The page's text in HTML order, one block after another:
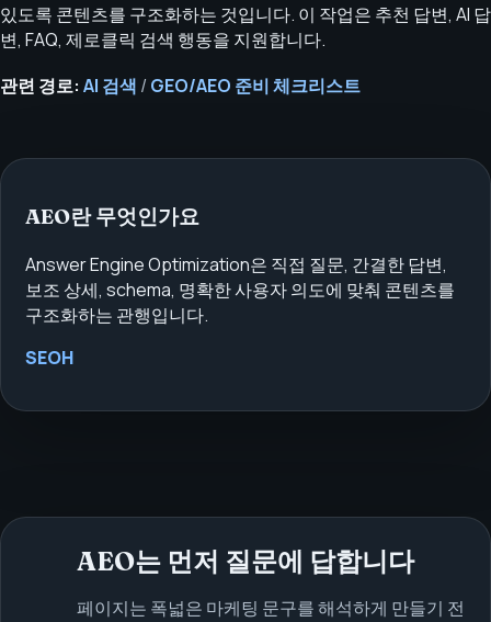
있도록 콘텐츠를 구조화하는 것입니다. 이 작업은 추천 답변, AI 답
변, FAQ, 제로클릭 검색 행동을 지원합니다.
관련 경로: AI 검색 / GEO/AEO 준비 체크리스트
AEO란 무엇인가요
Answer Engine Optimization은 직접 질문, 간결한 답변,
보조 상세, schema, 명확한 사용자 의도에 맞춰 콘텐츠를
구조화하는 관행입니다.
SEOH
AEO는 먼저 질문에 답합니다
페이지는 폭넓은 마케팅 문구를 해석하게 만들기 전